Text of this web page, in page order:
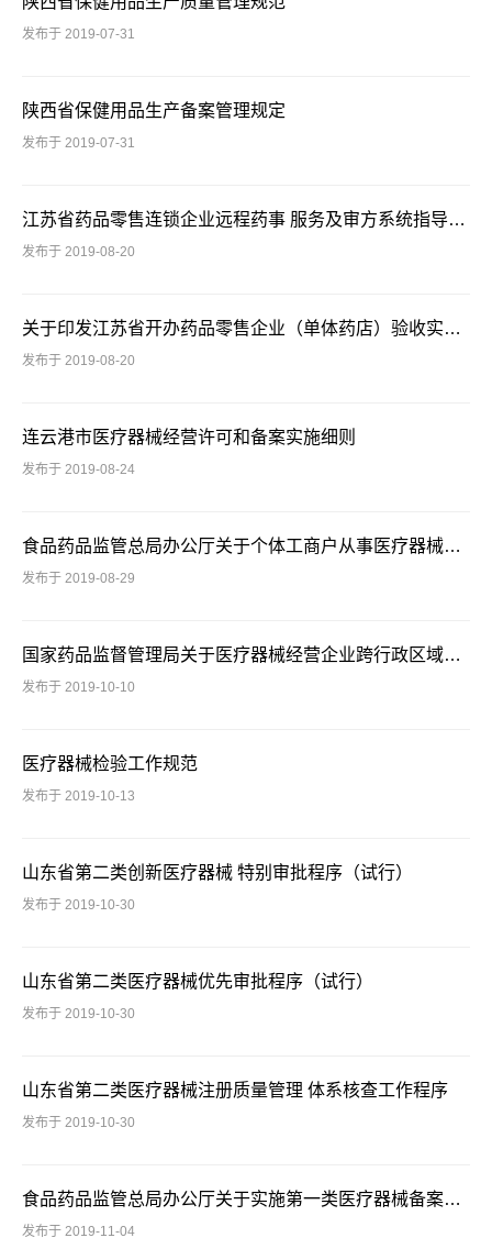
发布于 2019-07-31
陕西省保健用品生产备案管理规定
发布于 2019-07-31
江苏省药品零售连锁企业远程药事 服务及审方系统指导原则
发布于 2019-08-20
关于印发江苏省开办药品零售企业（单体药店）验收实施标准的通知
发布于 2019-08-20
连云港市医疗器械经营许可和备案实施细则
发布于 2019-08-24
食品药品监管总局办公厅关于个体工商户从事医疗器械经营活动有关问题的复函
发布于 2019-08-29
国家药品监督管理局关于医疗器械经营企业跨行政区域设置库房办理事项的通告（2018年第108号）
发布于 2019-10-10
医疗器械检验工作规范
发布于 2019-10-13
山东省第二类创新医疗器械 特别审批程序（试行）
发布于 2019-10-30
山东省第二类医疗器械优先审批程序（试行）
发布于 2019-10-30
山东省第二类医疗器械注册质量管理 体系核查工作程序
发布于 2019-10-30
食品药品监管总局办公厅关于实施第一类医疗器械备案有关事项的通知
发布于 2019-11-04